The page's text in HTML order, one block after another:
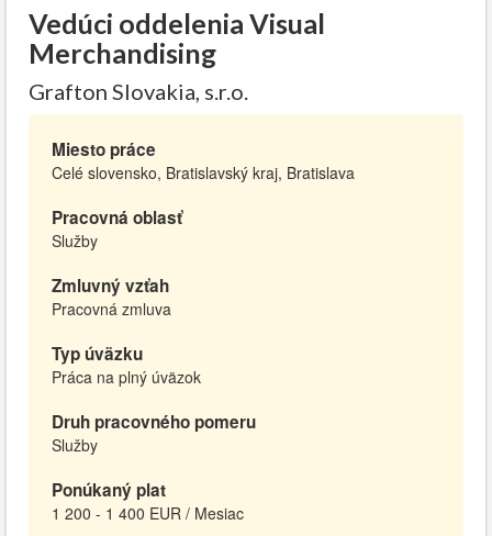
Vedúci oddelenia Visual
Merchandising
Grafton Slovakia, s.r.o.
Miesto práce
Celé slovensko, Bratislavský kraj, Bratislava
Pracovná oblasť
Služby
Zmluvný vzťah
Pracovná zmluva
Typ úväzku
Práca na plný úväzok
Druh pracovného pomeru
Služby
Ponúkaný plat
1 200 - 1 400 EUR / Mesiac